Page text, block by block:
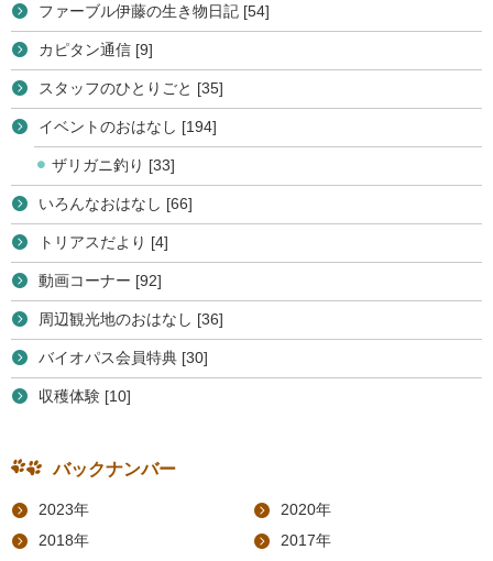
ファーブル伊藤の生き物日記 [54]
カピタン通信 [9]
スタッフのひとりごと [35]
イベントのおはなし [194]
ザリガニ釣り [33]
いろんなおはなし [66]
トリアスだより [4]
動画コーナー [92]
周辺観光地のおはなし [36]
バイオパス会員特典 [30]
収穫体験 [10]
バックナンバー
2023年
2020年
2018年
2017年